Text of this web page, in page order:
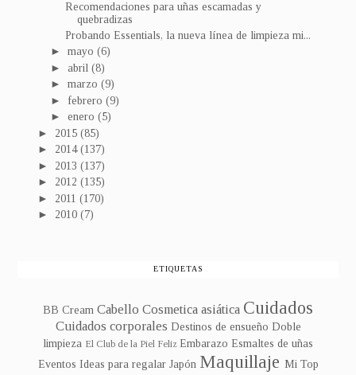
Recomendaciones para uñas escamadas y
quebradizas
Probando Essentials, la nueva línea de limpieza mi...
►mayo(6)
►abril(8)
►marzo(9)
► febrero(9)
►enero(5)
► 2015 (85)
► 2014 (137)
► 2013 (137)
► 2012 (135)
► 2011 (170)
► 2010 (7)
ETIQUETAS
BB Cream Cabello Cosmetica asiática Cuidados
Cuidados corporales Destinos de ensueño Doble
limpieza El Club de la Piel Feliz Embarazo Esmaltes de uñas
Eventos Ideas para regalar Japón Maquillaje Mi Top